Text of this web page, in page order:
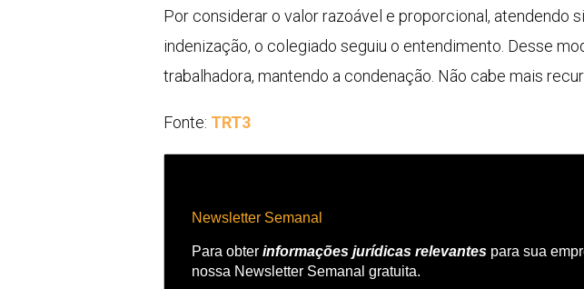
Por considerar o valor razoável e proporcional,
indenização, o colegiado seguiu o entendimento. Desse
trabalhadora, mantendo a condenação. Não cabe mais
Fonte: TRT3
Newsletter Semanal
Para obter informações jurídicas relevantes para sua
nossa Newsletter Semanal gratuita.